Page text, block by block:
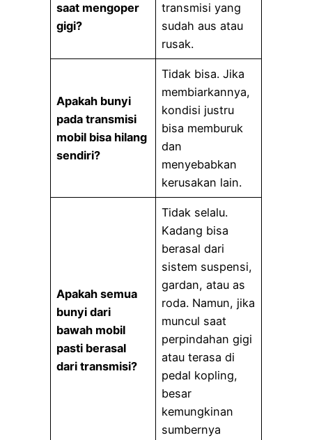
saat mengoper
gigi?
transmisi yang
sudah aus atau
rusak.
Apakah bunyi
pada transmisi
mobil bisa hilang
sendiri?
Tidak bisa. Jika
membiarkannya,
kondisi justru
bisa memburuk
dan
menyebabkan
kerusakan lain.
Apakah semua
bunyi dari
bawah mobil
pasti berasal
dari transmisi?
Tidak selalu.
Kadang bisa
berasal dari
sistem suspensi,
gardan, atau as
roda. Namun, jika
muncul saat
perpindahan gigi
atau terasa di
pedal kopling,
besar
kemungkinan
sumbernya